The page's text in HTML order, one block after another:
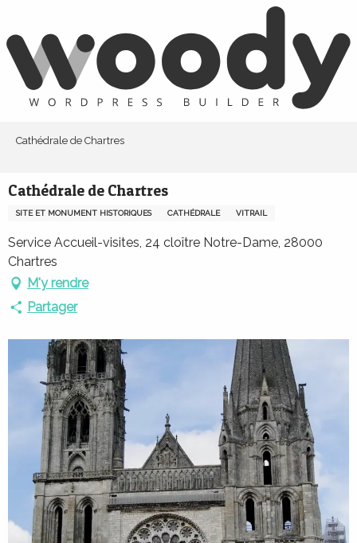
contenu
principal
Cathédrale de Chartres
Cathédrale de Chartres
SITE ET MONUMENT HISTORIQUES CATHÉDRALE VITRAIL
Service Accueil-visites, 24 cloître Notre-Dame, 28000
Chartres
M'y rendre
Partager